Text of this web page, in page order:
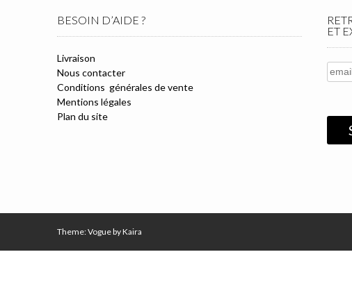
BESOIN D’AIDE ?
Livraison
Nous contacter
Conditions générales de vente
Mentions légales
Plan du site
ET
Theme: Vogue byKaira